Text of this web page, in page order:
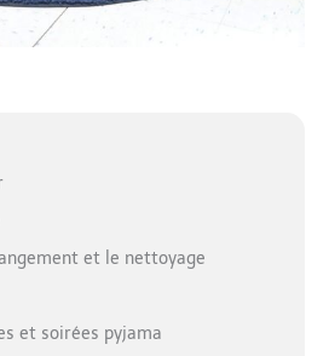
et le nettoyage
et soirées pyjama